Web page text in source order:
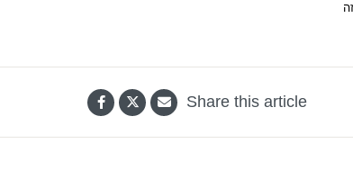
Share this article